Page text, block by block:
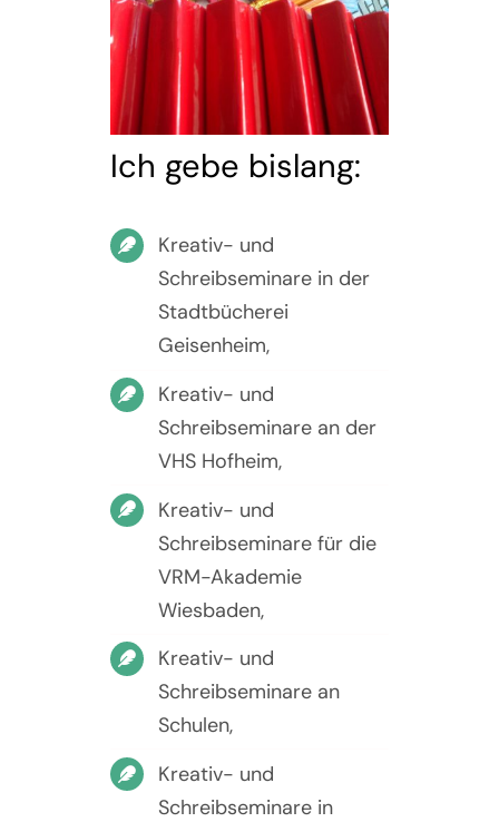
Ich gebe bislang:
Kreativ- und
Schreibseminare in der
Stadtbücherei
Geisenheim,
Kreativ- und
Schreibseminare an der
VHS Hofheim,
Kreativ- und
Schreibseminare für die
VRM-Akademie
Wiesbaden,
Kreativ- und
Schreibseminare an
Schulen,
Kreativ- und
Schreibseminare in